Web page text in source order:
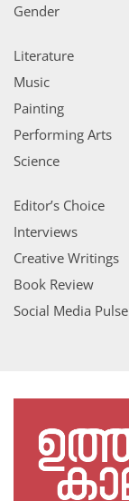
Gender
Literature
Music
Painting
Performing Arts
Science
Editor’s Choice
Interviews
Creative Writings
Book Review
Social Media Pulse